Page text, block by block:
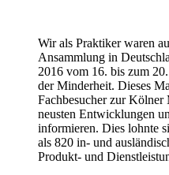
Wir als Praktiker waren
Ansammlung in
2016 vom 16. bis zum
der Minderheit. Dieses
Fachbesucher zur Kölner
neusten Entwicklungen
informieren. Dies lohnte
als 820 in- und
Produkt- und